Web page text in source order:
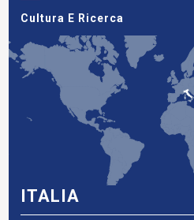
Cultura E Ricerca
ITALIA